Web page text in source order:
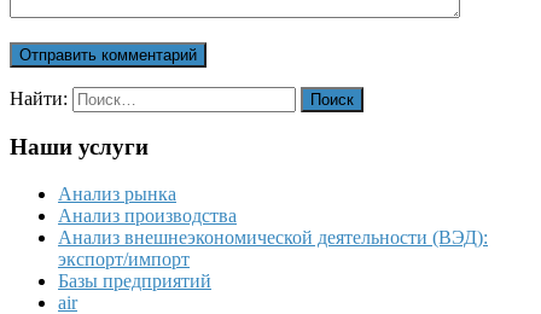
Найти:
Наши услуги
Анализ рынка
Анализ производства
Анализ внешнеэкономической деятельности (ВЭД):
экспорт/импорт
Базы предприятий
air